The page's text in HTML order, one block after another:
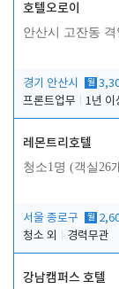
호텔오로이
안산시 고잔동
경기 안산시 월
프론트업무
1년 이
레몬트리호텔
청소1명 (객실26
서울 종로구 월
청소 외
경력무관
강남캠퍼스 호텔